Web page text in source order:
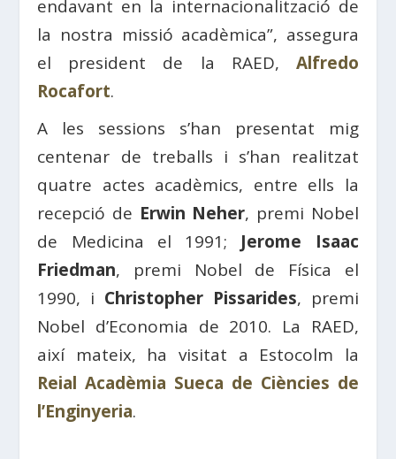
endavant en la internacionalització de
la nostra missió acadèmica”, assegura
el president de la RAED, Alfredo
Rocafort.
A les sessions s’han presentat mig
centenar de treballs i s’han realitzat
quatre actes acadèmics, entre ells la
recepció de Erwin Neher, premi Nobel
de Medicina el 1991; Jerome Isaac
Friedman, premi Nobel de Física el
1990, i Christopher Pissarides, premi
Nobel d’Economia de 2010. La RAED,
així mateix, ha visitat a Estocolm la
Reial Acadèmia Sueca de Ciències de
l’Enginyeria.